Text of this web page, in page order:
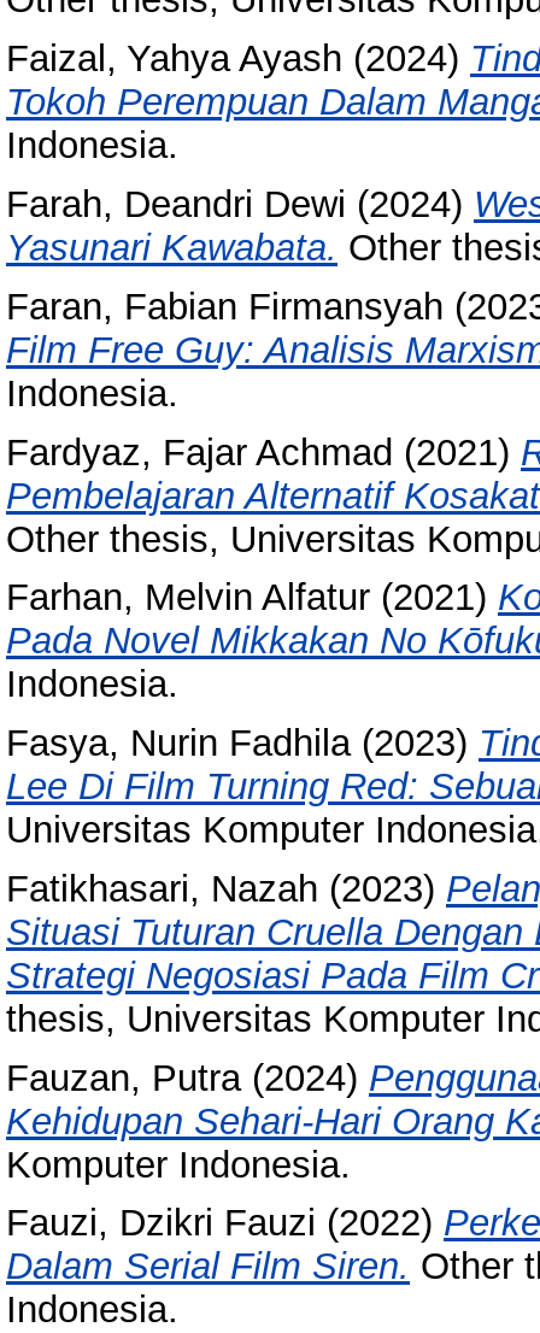
Faizal, Yahya Ayash (2024)
Tokoh Perempuan Dalam
Indonesia.
Farah, Deandri Dewi (2024)
Yasunari Kawabata. Other
Faran, Fabian Firmansyah
Film Free Guy: Analisis
Indonesia.
Fardyaz, Fajar Achmad (2021)
Pembelajaran Alternatif
Other thesis, Universitas
Farhan, Melvin Alfatur (2021)
Pada Novel Mikkakan No
Indonesia.
Fasya, Nurin Fadhila(2023)
Lee Di Film Turning Red:
Universitas Komputer
Fatikhasari, Nazah (2023)
Situasi Tuturan Cruella
Strategi Negosiasi Pada Film
thesis, Universitas Komputer
Fauzan, Putra(2024)
Kehidupan Sehari-Hari Orang
Komputer Indonesia.
Fauzi, Dzikri Fauzi (2022)
Dalam Serial Film Siren. Other
Indonesia.